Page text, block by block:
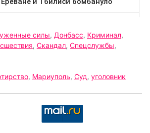
силы, Донбасс, Криминал,
, Скандал, Спецслужбы,
, Мариуполь, Суд, уголовник